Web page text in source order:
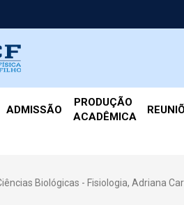
ADMISSÃO
PRODUÇÃO
ACADÊMICA
Biológicas - Fisiologia, Adriana